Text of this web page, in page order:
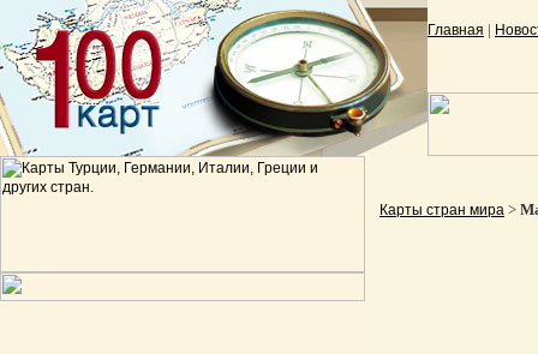
Главная |
Карты стран мира >